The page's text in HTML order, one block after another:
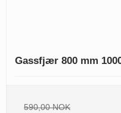
Gassfjær 800 mm
590,00 NOK